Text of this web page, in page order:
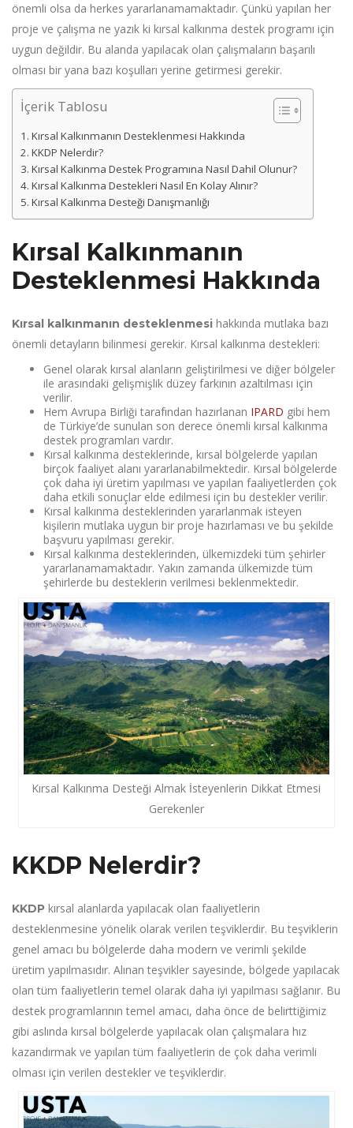
önemli olsa da herkes yararlanamamaktadır. Çünkü yapılan her
proje ve çalışma ne yazık ki kırsal kalkınma destek programı için
uygun değildir. Bu alanda yapılacak olan çalışmaların başarılı
olması bir yana bazı koşulları yerine getirmesi gerekir.
İçerik Tablosu
Kırsal Kalkınmanın Desteklenmesi Hakkında
KKDP Nelerdir?
Kırsal Kalkınma Destek Programına Nasıl Dahil Olunur?
Kırsal Kalkınma Destekleri Nasıl En Kolay Alınır?
Kırsal Kalkınma Desteği Danışmanlığı
Kırsal Kalkınmanın
Desteklenmesi Hakkında
Kırsal kalkınmanın desteklenmesi hakkında mutlaka bazı
önemli detayların bilinmesi gerekir. Kırsal kalkınma destekleri:
Genel olarak kırsal alanların geliştirilmesi ve diğer bölgeler
ile arasındaki gelişmişlik düzey farkının azaltılması için
verilir.
Hem Avrupa Birliği tarafından hazırlanan IPARD gibi hem
de Türkiye’de sunulan son derece önemli kırsal kalkınma
destek programları vardır.
Kırsal kalkınma desteklerinde, kırsal bölgelerde yapılan
birçok faaliyet alanı yararlanabilmektedir. Kırsal bölgelerde
çok daha iyi üretim yapılması ve yapılan faaliyetlerden çok
daha etkili sonuçlar elde edilmesi için bu destekler verilir.
Kırsal kalkınma desteklerinden yararlanmak isteyen
kişilerin mutlaka uygun bir proje hazırlaması ve bu şekilde
başvuru yapılması gerekir.
Kırsal kalkınma desteklerinden, ülkemizdeki tüm şehirler
yararlanamamaktadır. Yakın zamanda ülkemizde tüm
şehirlerde bu desteklerin verilmesi beklenmektedir.
Kırsal Kalkınma Desteği Almak İsteyenlerin Dikkat Etmesi
Gerekenler
KKDP Nelerdir?
KKDP kırsal alanlarda yapılacak olan faaliyetlerin
desteklenmesine yönelik olarak verilen teşviklerdir. Bu teşviklerin
genel amacı bu bölgelerde daha modern ve verimli şekilde
üretim yapılmasıdır. Alınan teşvikler sayesinde, bölgede yapılacak
olan tüm faaliyetlerin temel olarak daha iyi yapılması sağlanır. Bu
destek programlarının temel amacı, daha önce de belirttiğimiz
gibi aslında kırsal bölgelerde yapılacak olan çalışmalara hız
kazandırmak ve yapılan tüm faaliyetlerin de çok daha verimli
olması için verilen destekler ve teşviklerdir.